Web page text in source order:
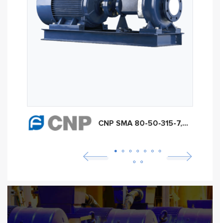
CNP SMA 80-50-315-7,5/4